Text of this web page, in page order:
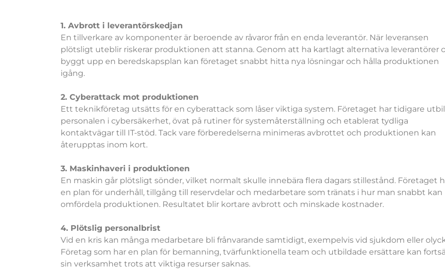
1. Avbrott i leverantörskedjan
En tillverkare av komponenter är beroende av råvaror från en enda leverantör. När leveransen
plötsligt uteblir riskerar produktionen att stanna. Genom att ha kartlagt alternativa leverantörer
byggt upp en beredskapsplan kan företaget snabbt hitta nya lösningar och hålla produktionen
igång.
2. Cyberattack mot produktionen
Ett teknikföretag utsätts för en cyberattack som låser viktiga system. Företaget har tidigare
personalen i cybersäkerhet, övat på rutiner för systemåterställning och etablerat tydliga
kontaktvägar till IT-stöd. Tack vare förberedelserna minimeras avbrottet och produktionen kan
återupptas inom kort.
3. Maskinhaveri i produktionen
En maskin går plötsligt sönder, vilket normalt skulle innebära flera dagars stillestånd. Företaget
en plan för underhåll, tillgång till reservdelar och medarbetare som tränats i hur man snabbt kan
omfördela produktionen. Resultatet blir kortare avbrott och minskade kostnader.
4. Plötslig personalbrist
Vid en kris kan många medarbetare bli frånvarande samtidigt, exempelvis vid sjukdom eller
Företag som har en plan för bemanning, tvärfunktionella team och utbildade ersättare kan
sin verksamhet trots att viktiga resurser saknas.